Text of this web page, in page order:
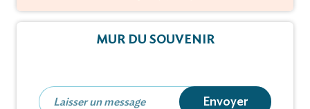
MUR DU SOUVENIR
Envoyer